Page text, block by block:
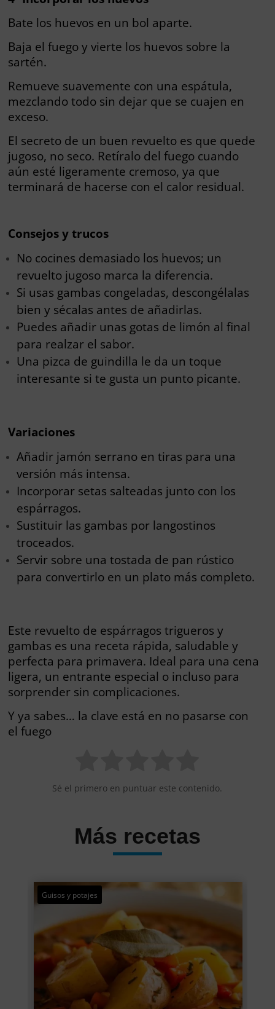
Bate los huevos en un bol aparte.
Baja el fuego y vierte los huevos sobre la
sartén.
Remueve suavemente con una espátula,
mezclando todo sin dejar que se cuajen en
exceso.
El secreto de un buen revuelto es que quede
jugoso, no seco. Retíralo del fuego cuando
aún esté ligeramente cremoso, ya que
terminará de hacerse con el calor residual.
Consejos y trucos
No cocines demasiado los huevos; un
revuelto jugoso marca la diferencia.
Si usas gambas congeladas, descongélalas
bien y sécalas antes de añadirlas.
Puedes añadir unas gotas de limón al final
para realzar el sabor.
Una pizca de guindilla le da un toque
interesante si te gusta un punto picante.
Variaciones
Añadir jamón serrano en tiras para una
versión más intensa.
Incorporar setas salteadas junto con los
espárragos.
Sustituir las gambas por langostinos
troceados.
Servir sobre una tostada de pan rústico
para convertirlo en un plato más completo.
Este revuelto de espárragos trigueros y
gambas es una receta rápida, saludable y
perfecta para primavera. Ideal para una cena
ligera, un entrante especial o incluso para
sorprender sin complicaciones.
Y ya sabes… la clave está en no pasarse con
el fuego
Sé el primero en puntuar este contenido.
Más recetas
Guisos y potajes